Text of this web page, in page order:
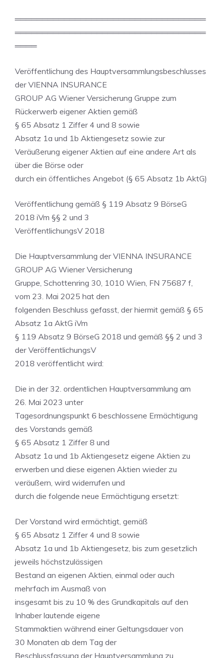
═══════════════════════════════════
═══════════════════════════════════
════
Veröffentlichung des Hauptversammlungsbeschlusses
der VIENNA INSURANCE
GROUP AG Wiener Versicherung Gruppe zum
Rückerwerb eigener Aktien gemäß
§ 65 Absatz 1 Ziffer 4 und 8 sowie
Absatz 1a und 1b Aktiengesetz sowie zur
Veräußerung eigener Aktien auf eine andere Art als
über die Börse oder
durch ein öffentliches Angebot (§ 65 Absatz 1b AktG)
Veröffentlichung gemäß § 119 Absatz 9 BörseG
2018 iVm §§ 2 und 3
VeröffentlichungsV 2018
Die Hauptversammlung der VIENNA INSURANCE
GROUP AG Wiener Versicherung
Gruppe, Schottenring 30, 1010 Wien, FN 75687 f,
vom 23. Mai 2025 hat den
folgenden Beschluss gefasst, der hiermit gemäß § 65
Absatz 1a AktG iVm
§ 119 Absatz 9 BörseG 2018 und gemäß §§ 2 und 3
der VeröffentlichungsV
2018 veröffentlicht wird:
Die in der 32. ordentlichen Hauptversammlung am
26. Mai 2023 unter
Tagesordnungspunkt 6 beschlossene Ermächtigung
des Vorstands gemäß
§ 65 Absatz 1 Ziffer 8 und
Absatz 1a und 1b Aktiengesetz eigene Aktien zu
erwerben und diese eigenen Aktien wieder zu
veräußern, wird widerrufen und
durch die folgende neue Ermächtigung ersetzt:
Der Vorstand wird ermächtigt, gemäß
§ 65 Absatz 1 Ziffer 4 und 8 sowie
Absatz 1a und 1b Aktiengesetz, bis zum gesetzlich
jeweils höchstzulässigen
Bestand an eigenen Aktien, einmal oder auch
mehrfach im Ausmaß von
insgesamt bis zu 10 % des Grundkapitals auf den
Inhaber lautende eigene
Stammaktien während einer Geltungsdauer von
30 Monaten ab dem Tag der
Beschlussfassung der Hauptversammlung zu